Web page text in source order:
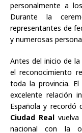
personalmente a
Durante la
representantes de
y numerosas
Antes del inicio de la
el reconocimiento
toda la provincia.
excelente relación
Española y recordó
Ciudad Real
nacional con la